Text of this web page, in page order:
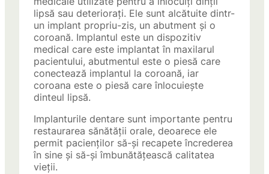
lipsă sau deteriorați. Ele sunt alcătuite dintr-
un implant propriu-zis, un abutment și o
coroană. Implantul este un dispozitiv
medical care este implantat în maxilarul
pacientului, abutmentul este o piesă care
conectează implantul la coroană, iar
coroana este o piesă care înlocuiește
dinteul lipsă.
Implanturile dentare sunt importante pentru
restaurarea sănătății orale, deoarece ele
permit pacienților să-și recapete încrederea
în sine și să-și îmbunătățească calitatea
vieții.